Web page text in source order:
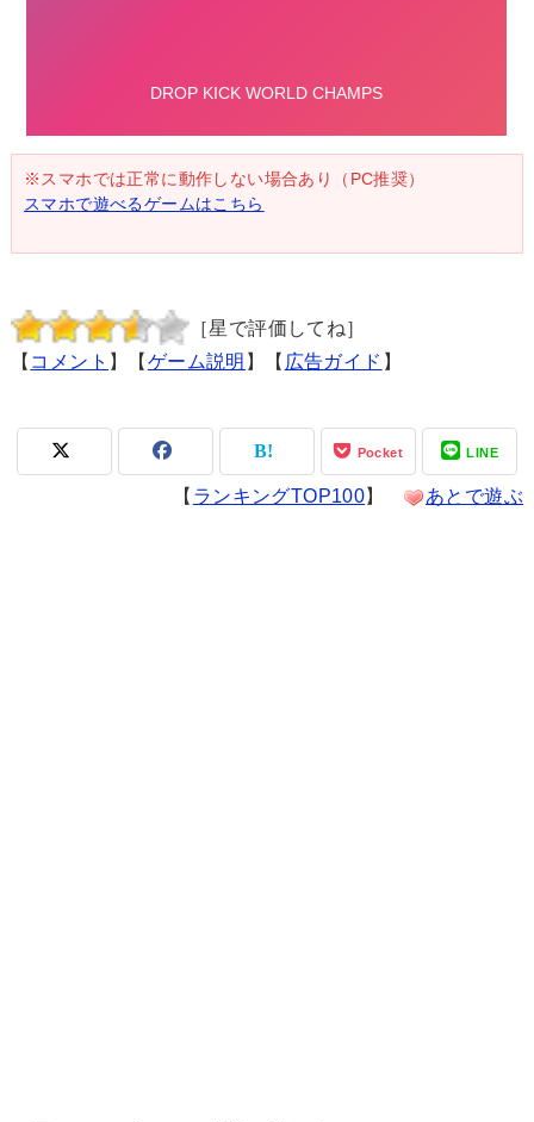
※スマホでは正常に動作しない場合あり（PC推奨）
スマホで遊べるゲームはこちら
［星で評価してね］
【 コメント 】【 ゲーム説明 】【 広告ガイド 】
Pocket LINE
【 ランキングTOP100】 あとで遊ぶ